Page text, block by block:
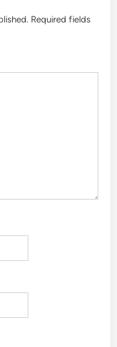
Required fields